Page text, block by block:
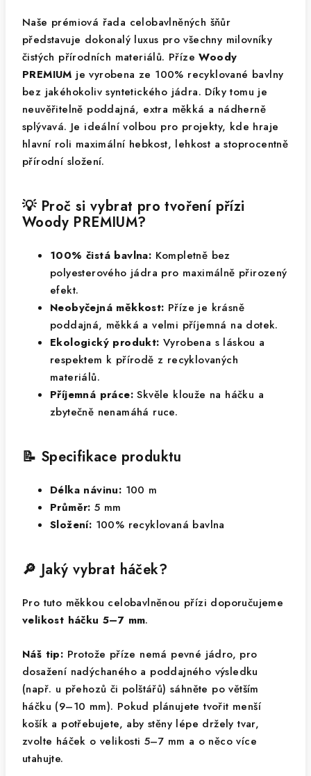
Naše prémiová řada celobavlněných šňůr
představuje dokonalý luxus pro všechny milovníky
čistých přírodních materiálů. PřízeWoody
PREMIUM je vyrobena ze 100% recyklované bavlny
bez jakéhokoliv syntetického jádra. Díky tomu je
neuvěřitelně poddajná, extra měkká a nádherně
splývavá. Je ideální volbou pro projekty, kde hraje
hlavní roli maximální hebkost, lehkost a stoprocentně
přírodní složení.
💡 Proč si vybrat pro tvoření přízi
Woody PREMIUM?
100% čistá bavlna: Kompletně bez
polyesterového jádra pro maximálně přirozený
efekt.
Neobyčejná měkkost: Příze je krásně
poddajná, měkká a velmi příjemná na dotek.
Ekologický produkt: Vyrobena s láskou a
respektem k přírodě z recyklovaných
materiálů.
Příjemná práce: Skvěle klouže na háčku a
zbytečně nenamáhá ruce.
📝 Specifikace produktu
Délka návinu: 100 m
Průměr: 5 mm
Složení: 100% recyklovaná bavlna
🔎 Jaký vybrat háček?
Pro tuto měkkou celobavlněnou přízi doporučujeme
velikost háčku 5–7 mm.
Náš tip: Protože příze nemá pevné jádro, pro
dosažení nadýchaného a poddajného výsledku
(např. u přehozů či polštářů) sáhněte po větším
háčku (9–10 mm). Pokud plánujete tvořit menší
košík a potřebujete, aby stěny lépe držely tvar,
zvolte háček o velikosti 5–7 mm a o něco více
utahujte.